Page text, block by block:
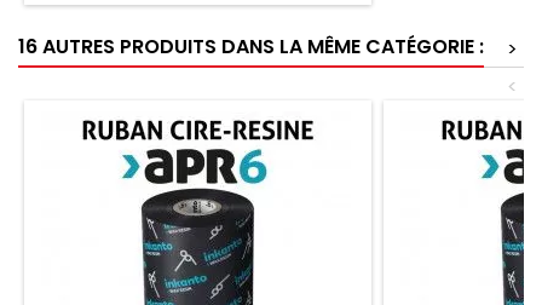
16 AUTRES PRODUITS DANS LA MÊME CATÉGORIE :
>
<